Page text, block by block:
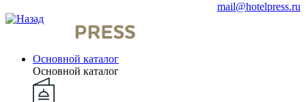
mail@hotelpress.ru
Основной каталог
Основной каталог